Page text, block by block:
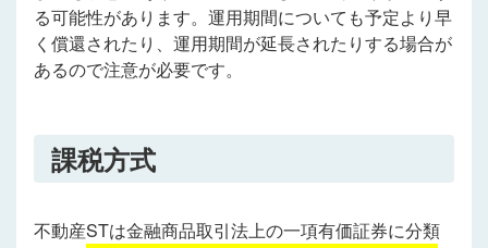
る可能性があります。運用期間についても予定より早
く償還されたり、運用期間が延長されたりする場合が
あるので注意が必要です。
課税方式
不動産STは金融商品取引法上の一項有価証券に分類